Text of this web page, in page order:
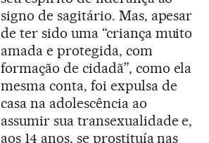
signo de sagitário. Mas, apesar
de ter sido uma “criança muito
amada e protegida, com
formação de cidadã”, como ela
mesma conta, foi expulsa de
casa na adolescência ao
assumir sua transexualidade e,
aos 14 anos, se prostituía nas